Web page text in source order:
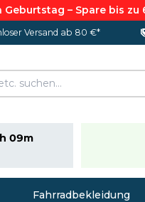
– Spare bis zu
Versand ab 80 €*
09m
Fahrradbekleidung